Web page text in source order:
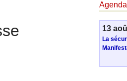
Agenda
13
La